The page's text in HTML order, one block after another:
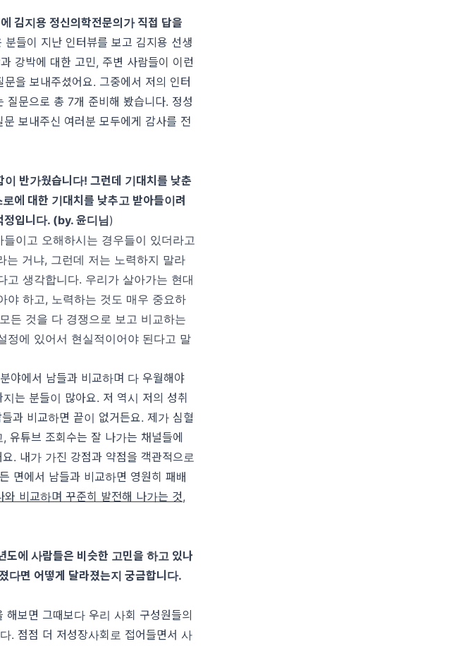
김지용 정신의학전문의가 직접 답을
분들이 지난 인터뷰를 보고 김지용 선생
강박에 대한 고민, 주변 사람들이 이런
을 보내주셨어요. 그중에서 저의 인터
질문으로 총7개 준비해 봤습니다. 정성
보내주신 여러분 모두에게 감사를 전
이 반가웠습니다!그런데 기대치를 낮춘
에 대한 기대치를 낮추고 받아들이려
정입니다. (by.윤디님)
이고 오해하시는 경우들이 있더라고
는 거냐, 그런데 저는 노력하지 말라
고 생각합니다. 우리가 살아가는 현대
야 하고, 노력하는 것도 매우 중요하
모든 것을 다 경쟁으로 보고 비교하는
정에 있어서 현실적이어야 된다고 말
야에서 남들과 비교하며 다 우월해야
는 분들이 많아요. 저 역시 저의 성취
들과 비교하면 끝이 없거든요.제가 심혈
,유튜브 조회수는 잘 나가는 채널들에
. 내가 가진 강점과 약점을 객관적으로
면에서 남들과 비교하면 영원히 패배
와 비교하며 꾸준히 발전해 나가는 것,
도에 사람들은 비슷한 고민을 하고 있나
다면 어떻게 달라졌는지 궁금합니다.
해보면 그때보다 우리 사회 구성원들의
. 점점 더 저성장사회로 접어들면서 사